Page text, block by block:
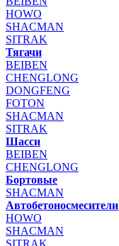
HOWO
SHACMAN
SITRAK
Тягачи
BEIBEN
CHENGLONG
DONGFENG
FOTON
SHACMAN
SITRAK
Шасси
BEIBEN
CHENGLONG
Бортовые
SHACMAN
Автобетоносмесители
HOWO
SHACMAN
SITRAK